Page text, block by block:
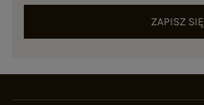
ZAPISZ SIĘ